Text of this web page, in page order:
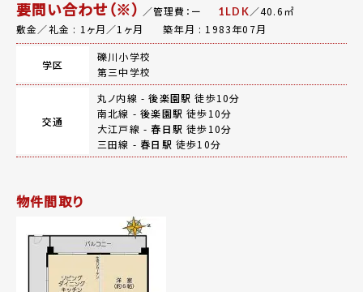
要問い合わせ（※） ／管理費：ー 1LDK／40.6㎡
敷金／礼金 : 1ヶ月／1ヶ月
築年月 : 1983年07月
学区
礫川小学校
第三中学校
交通
丸ノ内線 -後楽園駅 徒歩10分
南北線 -後楽園駅 徒歩10分
大江戸線 - 春日駅 徒歩10分
三田線 - 春日駅 徒歩10分
物件間取り